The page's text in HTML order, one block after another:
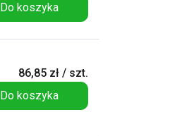
Do koszyka
86,85 zł / szt.
Do koszyka